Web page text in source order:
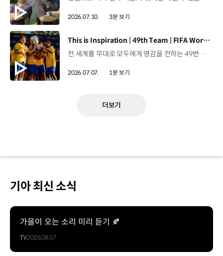
2026.07.10. 3분 보기
[동영상]
This is Inspiration | 49th Team | FIFA World Cup 2026™
전 세계를 무대로 모두에게 영감을 전하는 49번째 팀.FIFA 월드컵 2026™을 향한 여정 속, 이제 사람들의 시선은 이 어린 스타들에게 향합니다. 자세히 보기 ▶ #Kia #InspirationConnectsUsAll #49thTeam #OMBC #FIFAWorldCup2026 유튜브 쇼츠 보기 >
2026.07.07. 1분 보기
더보기
기아 최신 소식
가을이 오는 소리 미리 듣기 🍂
TV2026.08.07